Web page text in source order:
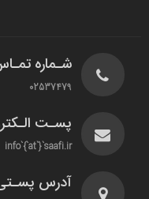
شـماره
02537479
پسـت
info`{`at`}`saafi.ir
آدرس